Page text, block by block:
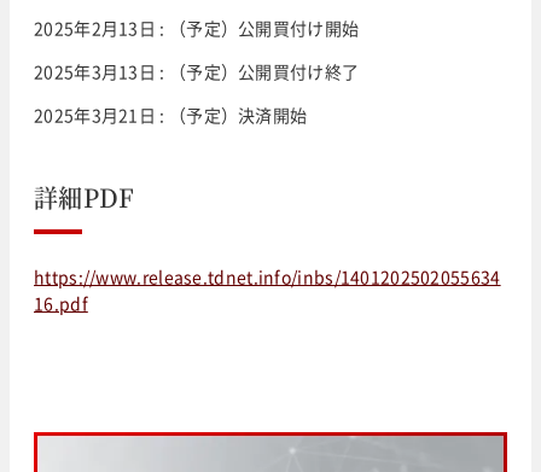
2025年2月13日 : （予定）公開買付け開始
2025年3月13日 : （予定）公開買付け終了
2025年3月21日 : （予定）決済開始
詳細PDF
https://www.release.tdnet.info/inbs/1401202502055634
16.pdf